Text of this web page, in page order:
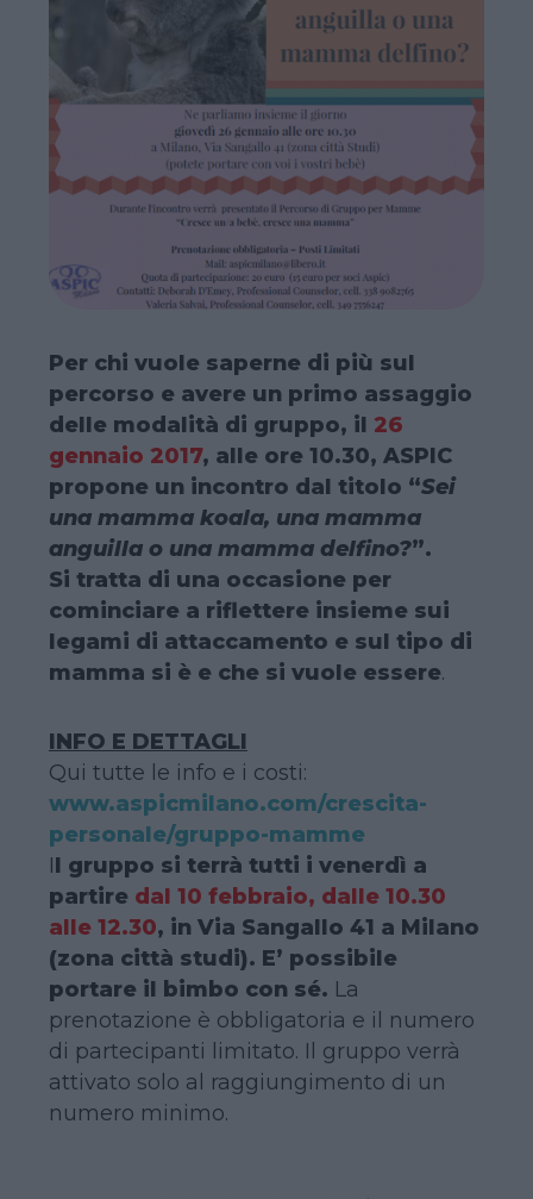
Per chi vuole saperne di più sul
percorso e avere un primo assaggio
delle modalità di gruppo, il 26
gennaio 2017, alle ore 10.30, ASPIC
propone un incontro dal titolo “Sei
una mamma koala, una mamma
anguilla o una mamma delfino?”.
Si tratta di una occasione per
cominciare a riflettere insieme sui
legami di attaccamento e sul tipo di
mamma si è e che si vuole essere.
INFO E DETTAGLI
Qui tutte le info e i costi:
www.aspicmilano.com/crescita-
personale/gruppo-mamme
Il gruppo si terrà tutti i venerdì a
partire dal 10 febbraio, dalle 10.30
alle 12.30, in Via Sangallo 41 a Milano
(zona città studi). E’ possibile
portare il bimbo con sé. La
prenotazione è obbligatoria e il numero
di partecipanti limitato. Il gruppo verrà
attivato solo al raggiungimento di un
numero minimo.